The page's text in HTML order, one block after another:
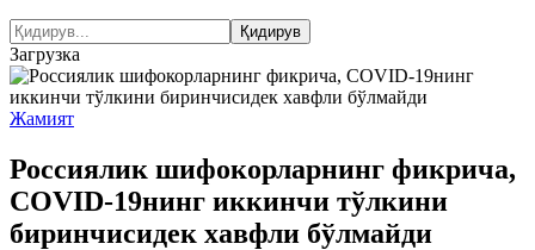
Загрузка
Жамият
Россиялик шифокорларнинг фикрича,
COVID-19нинг иккинчи тўлкини
биринчисидек хавфли бўлмайди